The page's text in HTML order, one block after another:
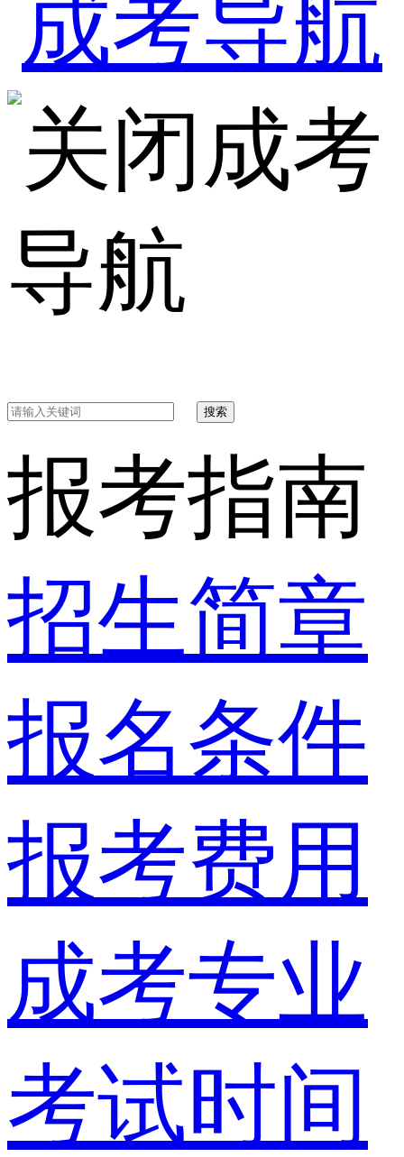
成考
导航
搜索
报考指南
招生简章
报名条件
报考费用
成考专业
考试时间